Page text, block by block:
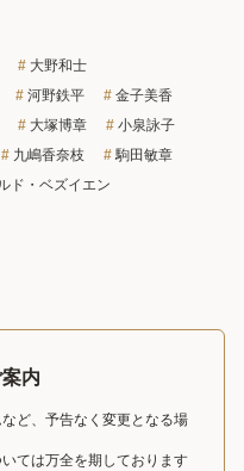
大野和士
河野鉄平
金子美香
大塚博章
小泉詠子
九嶋香奈枝
駒田敏章
ド・ベズイエン
内
ど、予告なく変更となる場
ては万全を期しております